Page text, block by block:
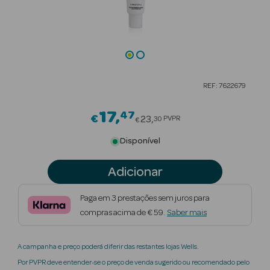
Beauty Season
Beauty Season
Beauty Season
Beauty Season
REF: 7622679
€17 47Price reduced from
€23 30 PVPR
Disponível
Adicionar
Paga em 3 prestações sem juros para
compras acima de € 59. Saber mais
A campanha e preço poderá diferir das restantes lojas Wells.
Por PVPR deve entender-se o preço de venda sugerido ou recomendado pelo